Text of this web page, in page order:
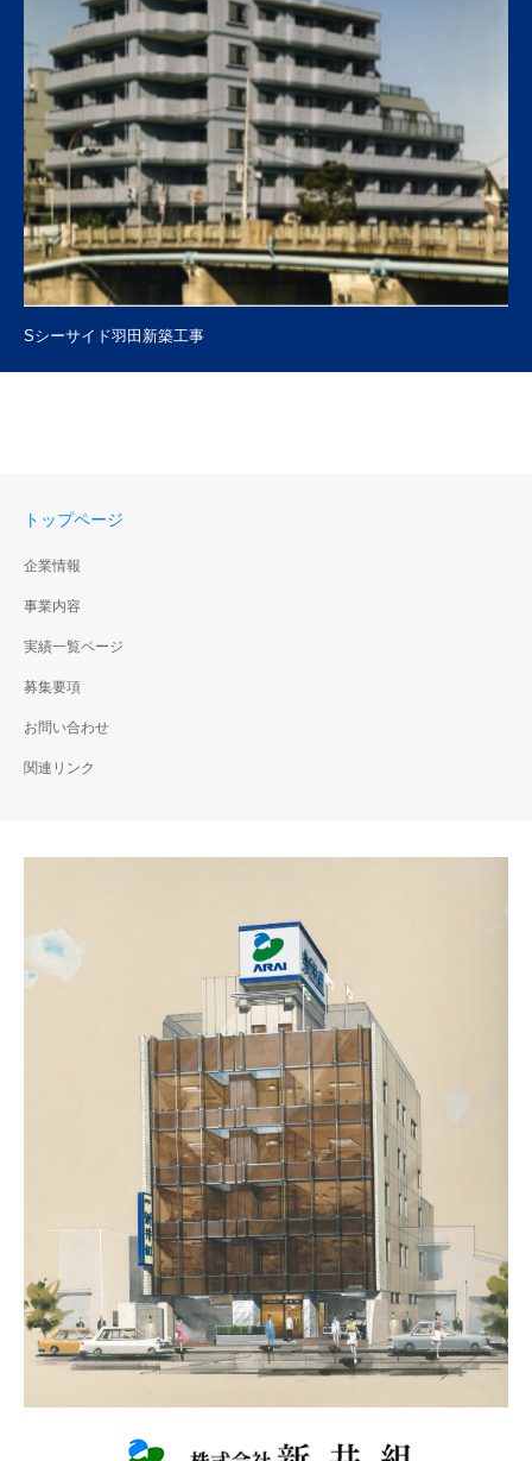
Sシーサイド羽田新築工事
トップページ
企業情報
事業内容
実績一覧ページ
募集要項
お問い合わせ
関連リンク